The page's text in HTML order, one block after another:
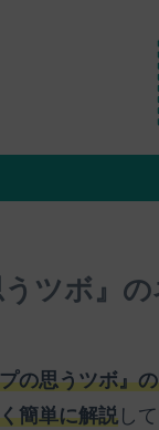
ツボ』
の思うツボ』
簡単に解説し